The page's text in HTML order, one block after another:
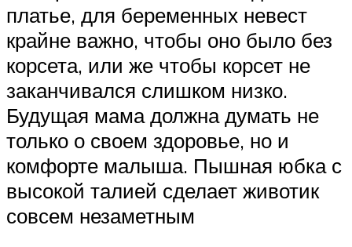
платье, для беременных невест
крайне важно, чтобы оно было без
корсета, или же чтобы корсет не
заканчивался слишком низко.
Будущая мама должна думать не
только о своем здоровье, но и
комфорте малыша. Пышная юбка с
высокой талией сделает животик
совсем незаметным